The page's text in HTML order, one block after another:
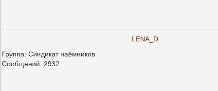
LENA_D
Группа: Синдикат наёмников
Сообщений: 2932